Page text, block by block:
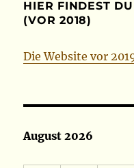
HIER FINDEST
(VOR 2018)
Die Website vor
August 2026